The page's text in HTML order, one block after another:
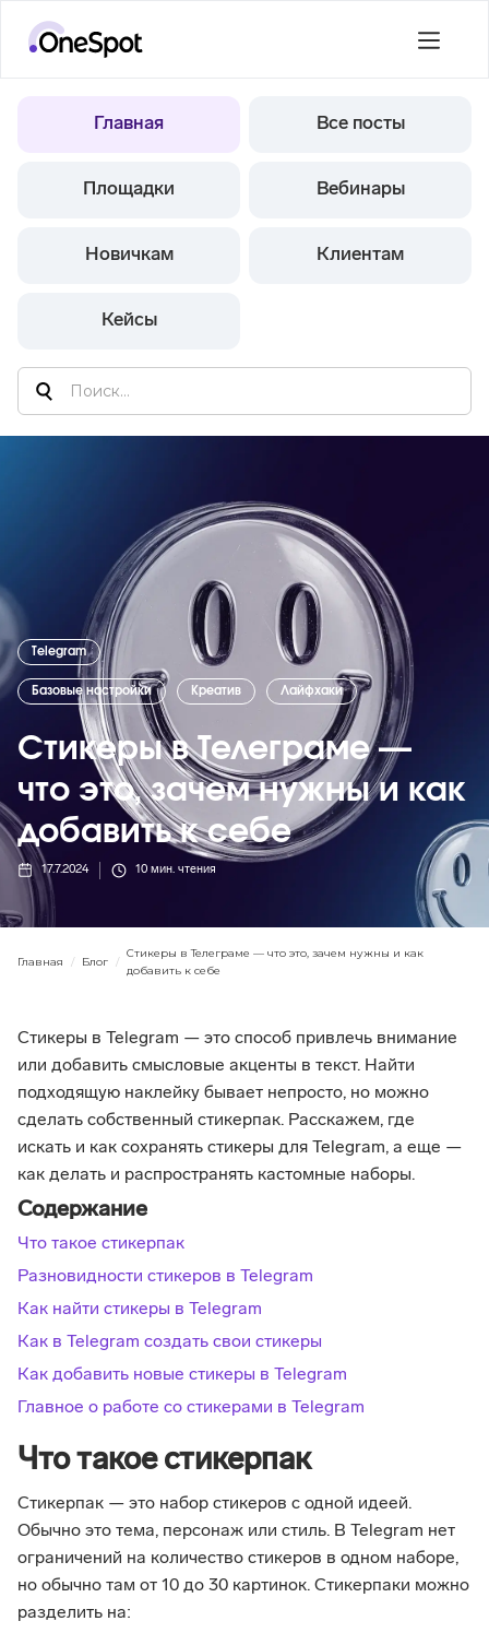
Главная Все посты
Площадки Вебинары
Новичкам Клиентам
Кейсы
Telegram
Базовые настройки Креатив Лайфхаки
Стикеры в Телеграме —
что это, зачем нужны и как
добавить к себе
17.7.2024 10 мин. чтения
Главная / Блог /
Стикеры в Телеграме — что это, зачем нужны и как
добавить к себе
Стикеры в Telegram — это способ привлечь внимание
или добавить смысловые акценты в текст. Найти
подходящую наклейку бывает непросто, но можно
сделать собственный стикерпак. Расскажем, где
искать и как сохранять стикеры для Telegram, а еще —
как делать и распространять кастомные наборы.
Содержание
Что такое стикерпак
Разновидности стикеров в Telegram
Как найти стикеры в Telegram
Как в Telegram создать свои стикеры
Как добавить новые стикеры в Telegram
Главное о работе со стикерами в Telegram
Что такое стикерпак
Стикерпак — это набор стикеров с одной идеей.
Обычно это тема, персонаж или стиль. В Telegram нет
ограничений на количество стикеров в одном наборе,
но обычно там от 10 до 30 картинок. Стикерпаки можно
разделить на: